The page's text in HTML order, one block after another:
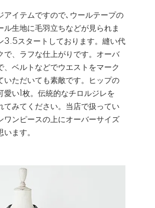
アイテムですので､ウールテープの
ル生地に毛羽立ちなどが見られま
3.5スタートしております。縫い代
で、ラフな仕上がりです。オーバ
、ベルトなどでウエストをマーク
いただいても素敵です。ヒップの
愛い1枚。伝統的なチロルジレを
てみてください。当店で扱ってい
ワンピースの上にオーバーサイズ
ます。